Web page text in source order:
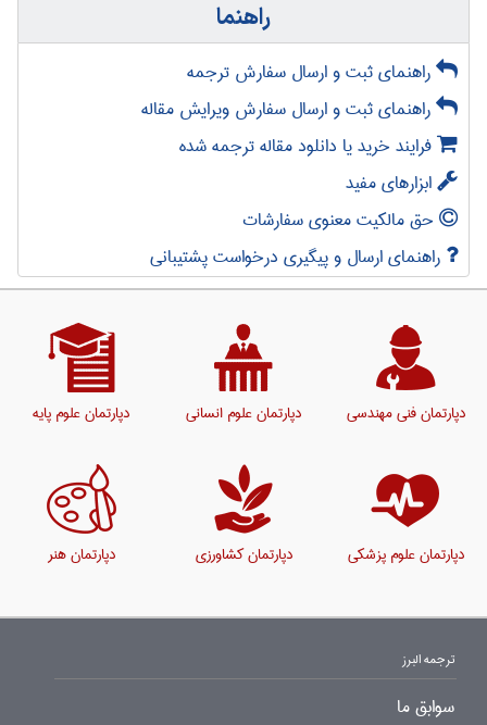
راهنما
راهنمای ثبت و ارسال سفارش ترجمه
راهنمای ثبت و ارسال سفارش ویرایش مقاله
فرایند خرید یا دانلود مقاله ترجمه شده
ابزارهای مفید
حق مالکیت معنوی سفارشات
راهنمای ارسال و پیگیری درخواست پشتیبانی
دپارتمان فنی مهندسی دپارتمان علوم انسانی دپارتمان علوم پایه
دپارتمان علوم پزشکی دپارتمان کشاورزی دپارتمان هنر
ترجمه البرز
سوابق ما